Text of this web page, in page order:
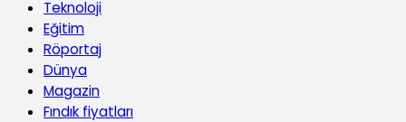
Teknoloji
Eğitim
Röportaj
Dünya
Magazin
Fındık fiyatları